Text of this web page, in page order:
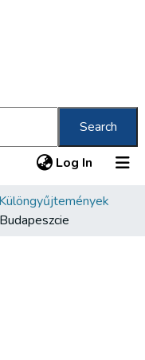
Search
Log In (current)
Különgyűjtemények